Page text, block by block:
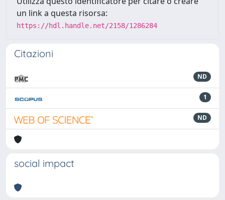
un link a questa risorsa:
https://hdl.handle.net/2158/1286284
Citazioni
ND
1
ND
social impact